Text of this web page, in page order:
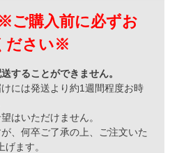
ご購入前に必ずお
ださい※
することができません。
には発送より約1週間程度お時
はいただけません。
、何卒ご了承の上、ご注文いた
ます。